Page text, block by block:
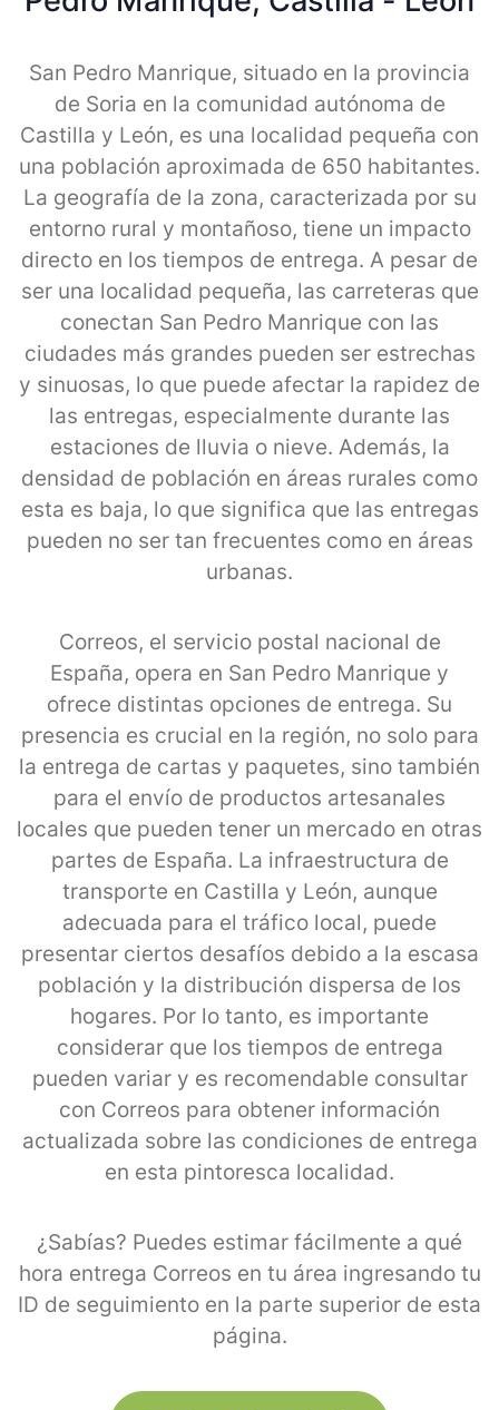
San Pedro Manrique, situado en la provincia
de Soria en la comunidad autónoma de
Castilla y León, es una localidad pequeña con
una población aproximada de 650 habitantes.
La geografía de la zona, caracterizada por su
entorno rural y montañoso, tiene un impacto
directo en los tiempos de entrega. A pesar de
ser una localidad pequeña, las carreteras que
conectan San Pedro Manrique con las
ciudades más grandes pueden ser estrechas
y sinuosas, lo que puede afectar la rapidez de
las entregas, especialmente durante las
estaciones de lluvia o nieve. Además, la
densidad de población en áreas rurales como
esta es baja, lo que significa que las entregas
pueden no ser tan frecuentes como en áreas
urbanas.
Correos, el servicio postal nacional de
España, opera en San Pedro Manrique y
ofrece distintas opciones de entrega. Su
presencia es crucial en la región, no solo para
la entrega de cartas y paquetes, sino también
para el envío de productos artesanales
locales que pueden tener un mercado en otras
partes de España. La infraestructura de
transporte en Castilla y León, aunque
adecuada para el tráfico local, puede
presentar ciertos desafíos debido a la escasa
población y la distribución dispersa de los
hogares. Por lo tanto, es importante
considerar que los tiempos de entrega
pueden variar y es recomendable consultar
con Correos para obtener información
actualizada sobre las condiciones de entrega
en esta pintoresca localidad.
¿Sabías? Puedes estimar fácilmente a qué
hora entrega Correos en tu área ingresando tu
ID de seguimiento en la parte superior de esta
página.